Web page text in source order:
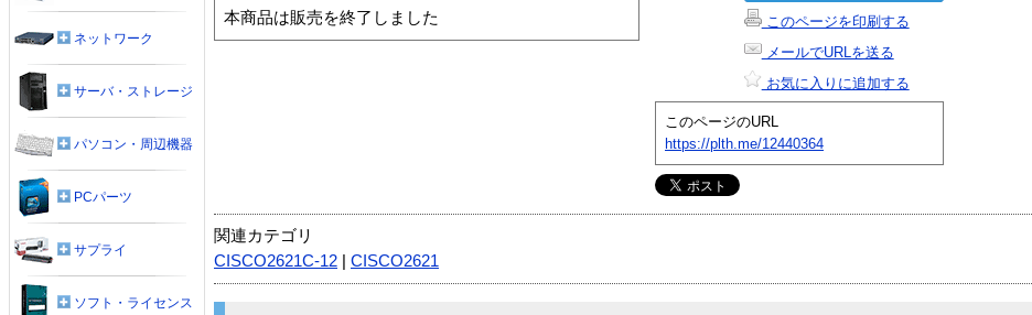
本商品は販売を終了しました
このページを印刷する
メールでURLを送る
お気に入りに追加する
このページのURL
https://plth.me/12440364
関連カテゴリ
CISCO2621C-12
CISCO2621
ネットワーク
サーバ・ストレージ
パソコン・周辺機器
PCパーツ
サプライ
ソフト・ライセンス